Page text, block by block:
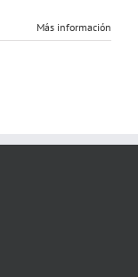
Más información